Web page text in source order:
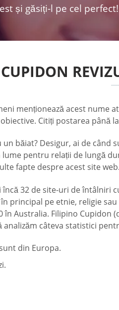
și găsiți-l pe cel perfect!
menționează acest
Citiți postarea până
un băiat? Desigur, ai de
pentru relații de lungă
fapte despre acest site web.
32 de site-uri de
principal pe etnie, religie
Australia. Filipino
câteva statistici
din Europa.